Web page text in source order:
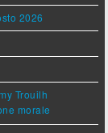
2026
Trouilh
morale